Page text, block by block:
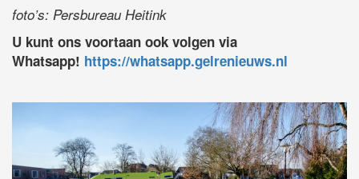
foto’s: Persbureau Heitink
U kunt ons voortaan ook volgen via
Whatsapp! https://whatsapp.gelrenieuws.nl